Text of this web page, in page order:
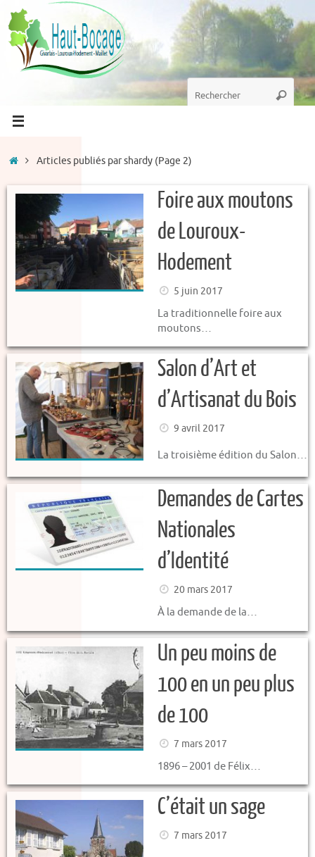
Passer
au
contenu
Recherche
pour
Accueil
Articles publiés par shardy(Page 2)
Foire aux moutons
de Louroux-
Hodement
5 juin 2017
La traditionnelle foire aux
moutons…
Salon d’Art et
d’Artisanat du Bois
9 avril 2017
La troisième édition du Salon…
Demandes de Cartes
Nationales
d’Identité
20 mars 2017
À la demande de la…
Un peu moins de
100 en un peu plus
de 100
7 mars 2017
1896 – 2001 de Félix…
C’était un sage
7 mars 2017